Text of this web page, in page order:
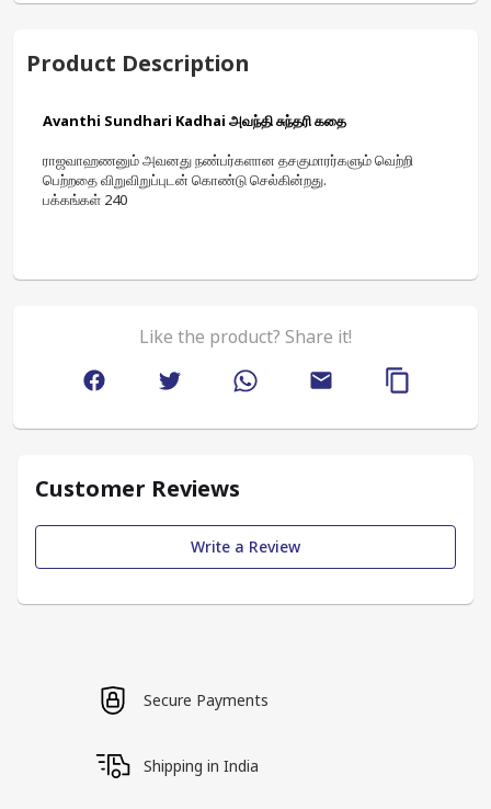
Product Description
Avanthi Sundhari Kadhai அவந்தி சுந்தரி கதை
ராஜவாஹணனும் அவனது நண்பர்களான தசகுமாரர்களும் வெற்றி
பெற்றதை விறுவிறுப்புடன் கொண்டு செல்கின்றது.
பக்கங்கள் 240
Like the product? Share it!
Customer Reviews
Write a Review
Secure Payments
Shipping in India